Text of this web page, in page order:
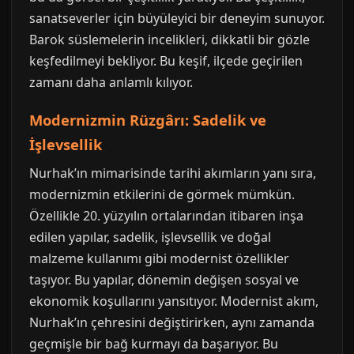
sanatseverler için büyüleyici bir deneyim sunuyor.
Barok süslemelerin incelikleri, dikkatli bir gözle
keşfedilmeyi bekliyor. Bu keşif, ilçede geçirilen
zamanı daha anlamlı kılıyor.
Modernizmin Rüzgârı: Sadelik ve
İşlevsellik
Nurhak’ın mimarisinde tarihi akımların yanı sıra,
modernizmin etkilerini de görmek mümkün.
Özellikle 20. yüzyılın ortalarından itibaren inşa
edilen yapılar, sadelik, işlevsellik ve doğal
malzeme kullanımı gibi modernist özellikler
taşıyor. Bu yapılar, dönemin değişen sosyal ve
ekonomik koşullarını yansıtıyor. Modernist akım,
Nurhak’ın çehresini değiştirirken, aynı zamanda
geçmişle bir bağ kurmayı da başarıyor. Bu